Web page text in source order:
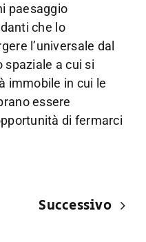
paesaggio
che lo
l’universale dal
a cui si
immobile in cui le
essere
di fermarci
Successivo